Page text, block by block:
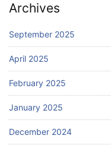
Archives
September 2025
April 2025
February 2025
January 2025
December 2024